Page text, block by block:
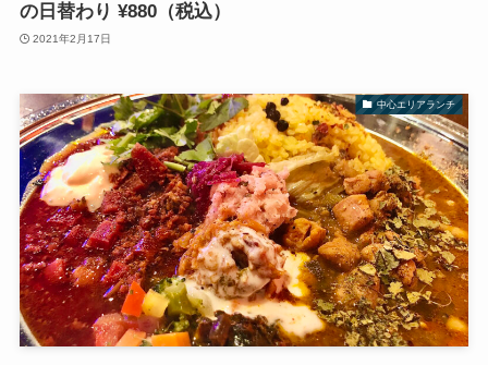
の日替わり ¥880（税込）
2021年2月17日
中心エリアランチ